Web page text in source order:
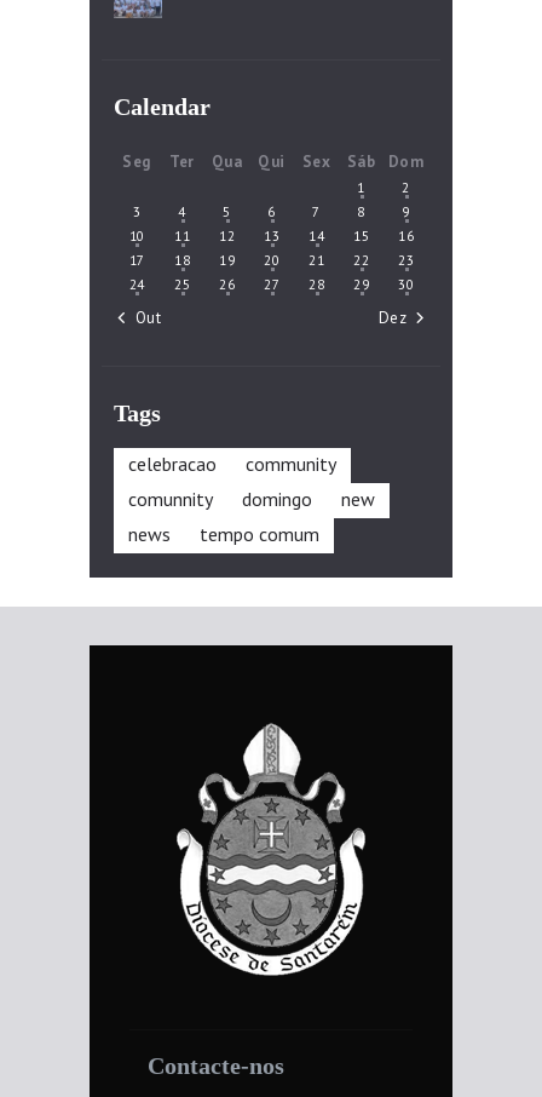
Calendar
Seg Ter Qua Qui Sex Sáb Dom
1
2
3
4 5 6 7 8
9
10
11 12 13 14 15
16
17
18 19 20 21 22
23
24
25 26 27 28 29 30
« Out Dez »
Tags
celebracao
community
comunnity
domingo
new
news
tempo comum
Contacte-nos